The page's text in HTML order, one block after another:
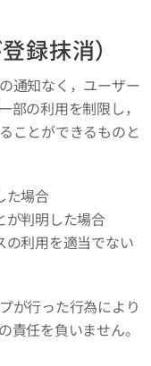
録抹消）
通知なく，ユーザー
部の利用を制限し，
ことができるものと
た場合
が判明した場合
の利用を適当でない
が行った行為により
責任を負いません。